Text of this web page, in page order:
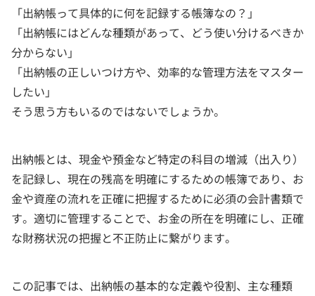
「出納帳って具体的に何を記録する帳簿なの？」
「出納帳にはどんな種類があって、どう使い分けるべきか
分からない」
「出納帳の正しいつけ方や、効率的な管理方法をマスター
したい」
そう思う方もいるのではないでしょうか。
出納帳とは、現金や預金など特定の科目の増減（出入り）
を記録し、現在の残高を明確にするための帳簿であり、お
金や資産の流れを正確に把握するために必須の会計書類で
す。適切に管理することで、お金の所在を明確にし、正確
な財務状況の把握と不正防止に繋がります。
この記事では、出納帳の基本的な定義や役割、主な種類